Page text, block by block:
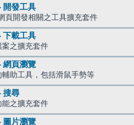
開發工具
頁開發相關之工具擴充套件
下載工具
之擴充套件
網頁瀏覽
助工具，包括滑鼠手勢等
搜尋
之擴充套件
圖片瀏覽